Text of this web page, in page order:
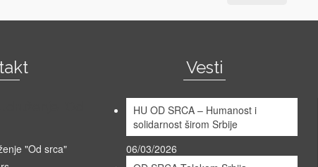
"Od srca"
Vesti
HU OD SRCA – Humanost i
solidarnost širom Srbije
06/03/2026